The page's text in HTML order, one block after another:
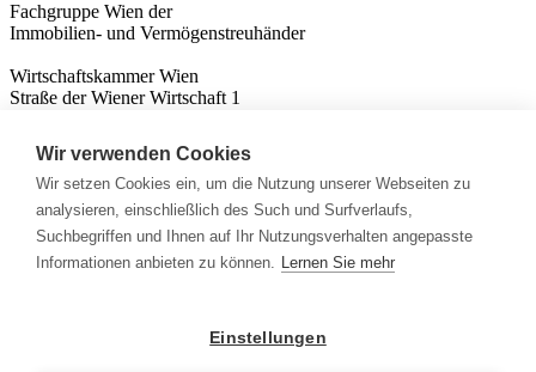
Fachgruppe Wien der
Immobilien- und Vermögenstreuhänder
Wirtschaftskammer Wien
Straße der Wiener Wirtschaft 1
Nützliches
Immobilienwissen
Formulare & Rechner
Expert:innen
Info
Wir verwenden Cookies
Wir setzen Cookies ein, um die Nutzung unserer Webseiten zu
analysieren, einschließlich des Such und Surfverlaufs,
Suchbegriffen und Ihnen auf Ihr Nutzungsverhalten angepasste
Informationen anbieten zu können. Lernen Sie mehr
Einstellungen